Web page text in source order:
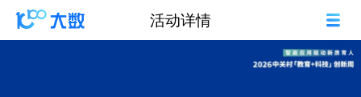
活动详情